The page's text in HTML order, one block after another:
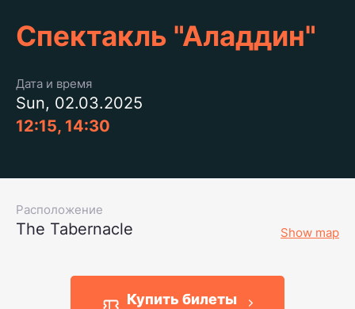
Спектакль "Аладдин"
Дата и время
Sun, 02.03.2025
12:15, 14:30
Расположение
The Tabernacle Show map
Купить билеты